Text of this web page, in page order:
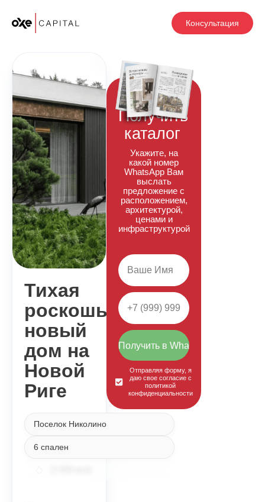
Консультация
Тихая
роскошь:
новый
дом на
Новой
Риге
Поселок Николино
6 спален
Получить
каталог
Укажите, на
какой номер
WhatsApp Вам
выслать
предложение с
расположением,
архитектурой,
ценами и
инфраструктурой
Получить в WhatsApp
Отправляя форму, я
даю свое согласие с
политикой
конфиденциальности